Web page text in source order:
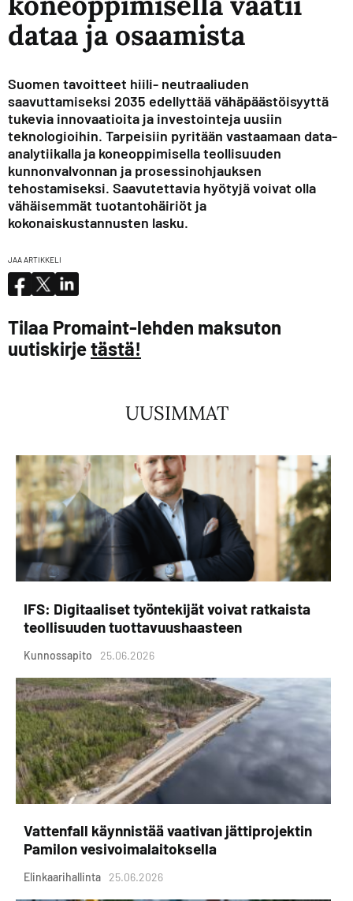
dataa ja osaamista
Suomen tavoitteet hiili- neutraaliuden
saavuttamiseksi 2035 edellyttää vähäpäästöisyyttä
tukevia innovaatioita ja investointeja uusiin
teknologioihin. Tarpeisiin pyritään vastaamaan data-
analytiikalla ja koneoppimisella teollisuuden
kunnonvalvonnan ja prosessinohjauksen
tehostamiseksi. Saavutettavia hyötyjä voivat olla
vähäisemmät tuotantohäiriöt ja
kokonaiskustannusten lasku.
JAA ARTIKKELI
Tilaa Promaint-lehden maksuton
uutiskirjetästä!
UUSIMMAT
IFS: Digitaaliset työntekijät voivat ratkaista
teollisuuden tuottavuushaasteen
Kunnossapito 25.06.2026
Vattenfall käynnistää vaativan jättiprojektin
Pamilon vesivoimalaitoksella
Elinkaarihallinta 25.06.2026